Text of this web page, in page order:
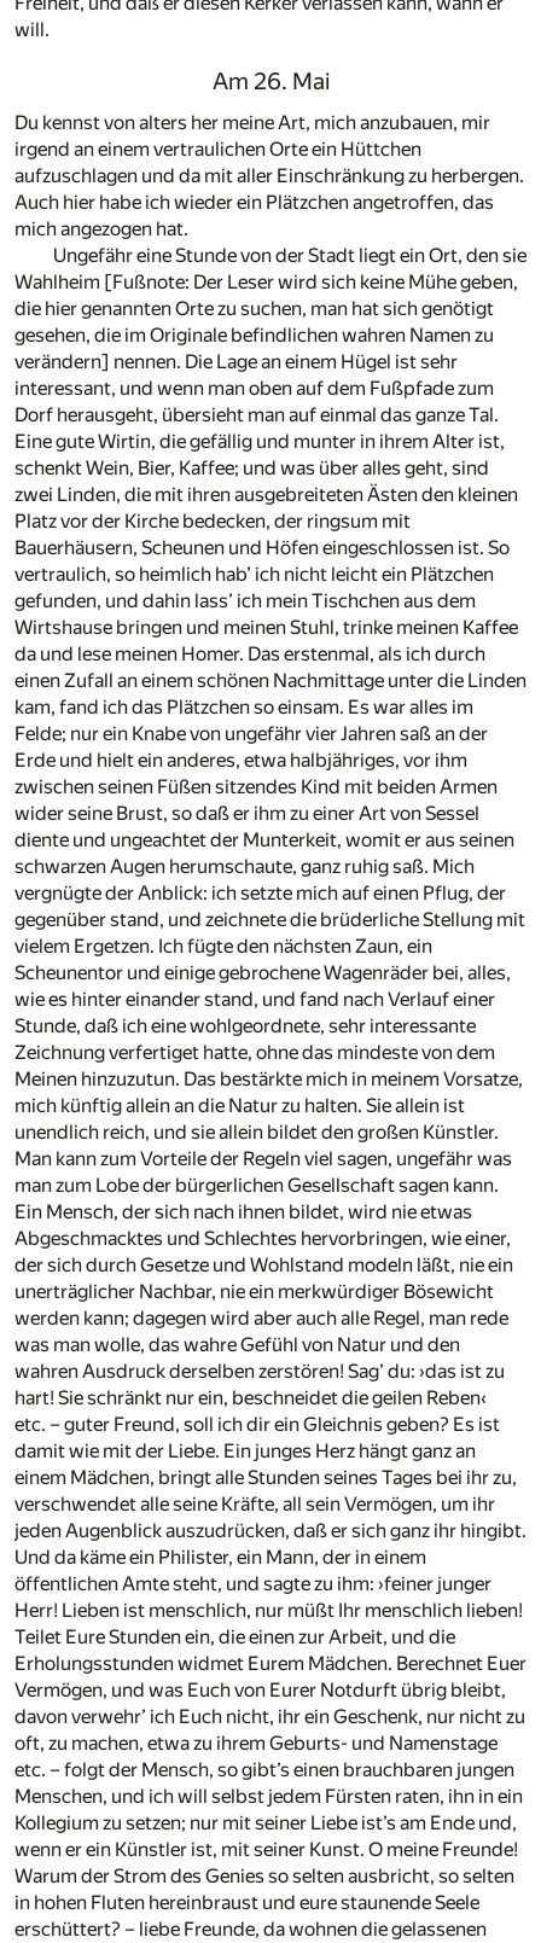
will.
Am 26. Mai
Du kennst von alters her meine Art, mich anzubauen, mir
irgend an einem vertraulichen Orte ein Hüttchen
aufzuschlagen und da mit aller Einschränkung zu herbergen.
Auch hier habe ich wieder ein Plätzchen angetroffen, das
mich angezogen hat.
Ungefähr eine Stunde von der Stadt liegt ein Ort, den sie
Wahlheim [Fußnote: Der Leser wird sich keine Mühe geben,
die hier genannten Orte zu suchen, man hat sich genötigt
gesehen, die im Originale befindlichen wahren Namen zu
verändern] nennen. Die Lage an einem Hügel ist sehr
interessant, und wenn man oben auf dem Fußpfade zum
Dorf herausgeht, übersieht man auf einmal das ganze Tal.
Eine gute Wirtin, die gefällig und munter in ihrem Alter ist,
schenkt Wein, Bier, Kaffee; und was über alles geht, sind
zwei Linden, die mit ihren ausgebreiteten Ästen den kleinen
Platz vor der Kirche bedecken, der ringsum mit
Bauerhäusern, Scheunen und Höfen eingeschlossen ist. So
vertraulich, so heimlich hab’ ich nicht leicht ein Plätzchen
gefunden, und dahin lass’ ich mein Tischchen aus dem
Wirtshause bringen und meinen Stuhl, trinke meinen Kaffee
da und lese meinen Homer. Das erstenmal, als ich durch
einen Zufall an einem schönen Nachmittage unter die Linden
kam, fand ich das Plätzchen so einsam. Es war alles im
Felde; nur ein Knabe von ungefähr vier Jahren saß an der
Erde und hielt ein anderes, etwa halbjähriges, vor ihm
zwischen seinen Füßen sitzendes Kind mit beiden Armen
wider seine Brust, so daß er ihm zu einer Art von Sessel
diente und ungeachtet der Munterkeit, womit er aus seinen
schwarzen Augen herumschaute, ganz ruhig saß. Mich
vergnügte der Anblick: ich setzte mich auf einen Pflug, der
gegenüber stand, und zeichnete die brüderliche Stellung mit
vielem Ergetzen. Ich fügte den nächsten Zaun, ein
Scheunentor und einige gebrochene Wagenräder bei, alles,
wie es hinter einander stand, und fand nach Verlauf einer
Stunde, daß ich eine wohlgeordnete, sehr interessante
Zeichnung verfertiget hatte, ohne das mindeste von dem
Meinen hinzuzutun. Das bestärkte mich in meinem Vorsatze,
mich künftig allein an die Natur zu halten. Sie allein ist
unendlich reich, und sie allein bildet den großen Künstler.
Man kann zum Vorteile der Regeln viel sagen, ungefähr was
man zum Lobe der bürgerlichen Gesellschaft sagen kann.
Ein Mensch, der sich nach ihnen bildet, wird nie etwas
Abgeschmacktes und Schlechtes hervorbringen, wie einer,
der sich durch Gesetze und Wohlstand modeln läßt, nie ein
unerträglicher Nachbar, nie ein merkwürdiger Bösewicht
werden kann; dagegen wird aber auch alle Regel, man rede
was man wolle, das wahre Gefühl von Natur und den
wahren Ausdruck derselben zerstören! Sag’ du: ›das ist zu
hart! Sie schränkt nur ein, beschneidet die geilen Reben‹
etc. – guter Freund, soll ich dir ein Gleichnis geben? Es ist
damit wie mit der Liebe. Ein junges Herz hängt ganz an
einem Mädchen, bringt alle Stunden seines Tages bei ihr zu,
verschwendet alle seine Kräfte, all sein Vermögen, um ihr
jeden Augenblick auszudrücken, daß er sich ganz ihr hingibt.
Und da käme ein Philister, ein Mann, der in einem
öffentlichen Amte steht, und sagte zu ihm: ›feiner junger
Herr! Lieben ist menschlich, nur müßt Ihr menschlich lieben!
Teilet Eure Stunden ein, die einen zur Arbeit, und die
Erholungsstunden widmet Eurem Mädchen. Berechnet Euer
Vermögen, und was Euch von Eurer Notdurft übrig bleibt,
davon verwehr’ ich Euch nicht, ihr ein Geschenk, nur nicht zu
oft, zu machen, etwa zu ihrem Geburts- und Namenstage
etc. – folgt der Mensch, so gibt’s einen brauchbaren jungen
Menschen, und ich will selbst jedem Fürsten raten, ihn in ein
Kollegium zu setzen; nur mit seiner Liebe ist’s am Ende und,
wenn er ein Künstler ist, mit seiner Kunst. O meine Freunde!
Warum der Strom des Genies so selten ausbricht, so selten
in hohen Fluten hereinbraust und eure staunende Seele
erschüttert? – liebe Freunde, da wohnen die gelassenen